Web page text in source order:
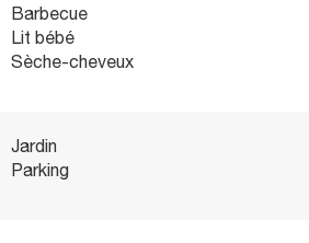
Barbecue
Lit bébé
Sèche-cheveux
Jardin
Parking